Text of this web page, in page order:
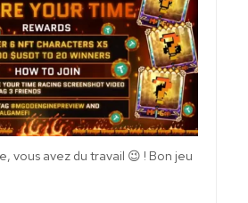
vous avez du travail 😉 ! Bon jeu